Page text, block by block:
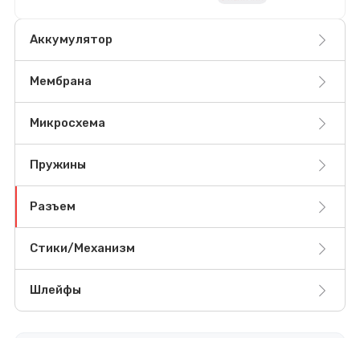
Аккумулятор
Мембрана
Микросхема
Пружины
Разъем
Стики/Механизм
Шлейфы